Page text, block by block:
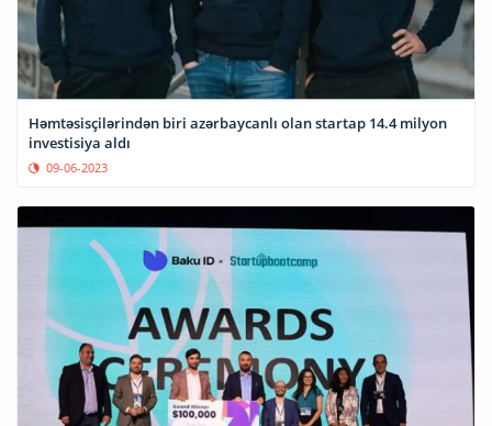
Həmtəsisçilərindən biri azərbaycanlı olan startap 14.4 milyon
investisiya aldı
09-06-2023